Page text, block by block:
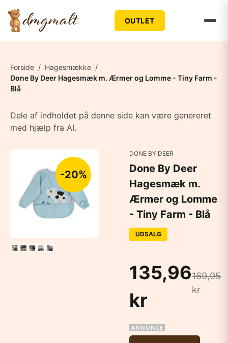
OUTLET
Forside / Hagesmække /
Done By Deer Hagesmæk m. Ærmer og Lomme - Tiny Farm -
Blå
Dele af indholdet på denne side kan være genereret
med hjælp fra AI.
-20%
DONE BY DEER
Done By Deer
Hagesmæk m.
Ærmer og Lomme
- Tiny Farm - Blå
UDSALG
135,96
kr
169,95
kr